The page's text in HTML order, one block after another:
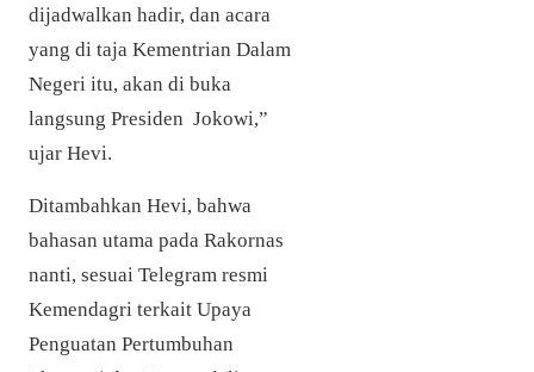
dijadwalkan hadir, dan acara
yang di taja Kementrian Dalam
Negeri itu, akan di buka
langsung Presiden Jokowi,”
ujar Hevi.
Ditambahkan Hevi, bahwa
bahasan utama pada Rakornas
nanti, sesuai Telegram resmi
Kemendagri terkait Upaya
Penguatan Pertumbuhan